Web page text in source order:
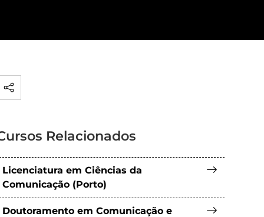
Relacionados
Licenciatura em Ciências da
Comunicação (Porto)
Doutoramento em Comunicação e